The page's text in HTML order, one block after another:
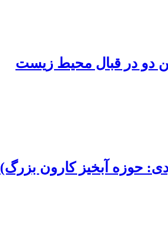
دو در قبال محیط زیست
حوزه آبخیز کارون بزرگ)